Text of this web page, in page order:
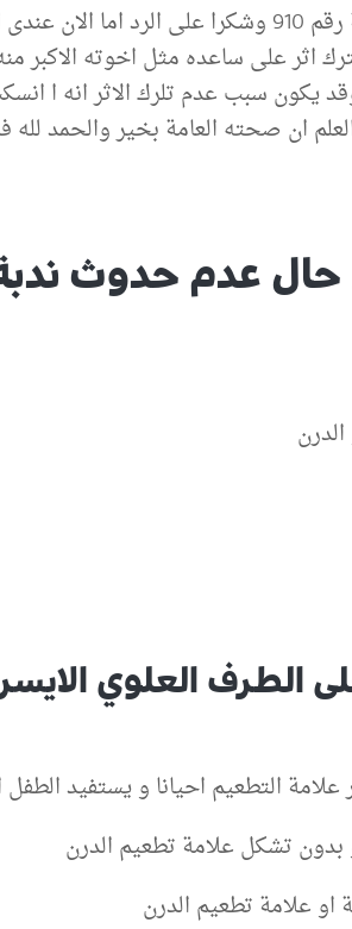
السلام عليكم ورحمة الله قد ارسلت استشارة
اثر على ساعده مثل اخوته الاكبر
وقد يكون سبب عدم تلرك الاثر انه ا
عدم حدوث
الطرف العلوي
التطعيم احيانا و يستفيد الطفل
بدون تشكل علامة تطعيم الدرن
علامة تطعيم الدرن